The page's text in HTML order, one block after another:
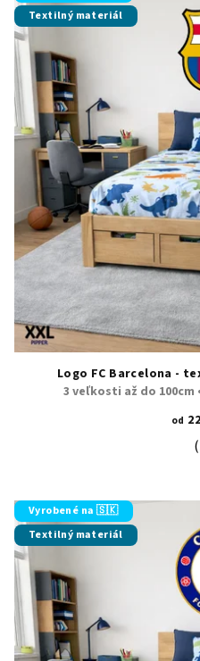
Textilný materiál
Logo FC Barcelona -
3 veľkosti až do
od
Vyrobené na 🇸🇰
Textilný materiál